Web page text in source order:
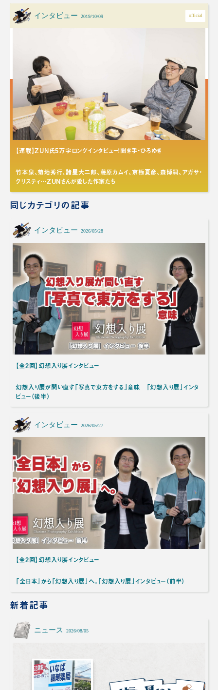
インタビュー 2019/10/09 official
【連載】ZUN氏5万字ロングインタビュー！聞き手・ひろゆき
竹本泉、菊地秀行、諸星大二郎、藤原カムイ、京極夏彦、森博嗣、アガサ・
クリスティ…ZUNさんが愛した作家たち
同じカテゴリの記事
インタビュー 2026/05/28
【全2回】幻想入り展インタビュー
幻想入り展が問い直す「写真で東方をする」意味 「幻想入り展」インタ
ビュー（後半）
インタビュー 2026/05/27
【全2回】幻想入り展インタビュー
「全日本」から「幻想入り展」へ。「幻想入り展」インタビュー（前半）
新着記事
ニュース 2026/08/05